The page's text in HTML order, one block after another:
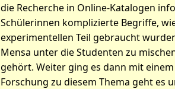
die Recherche in Online-Katalogen
Schülerinnen komplizierte Begriffe,
experimentellen Teil gebraucht
Mensa unter die Studenten zu
gehört. Weiter ging es dann mit
Forschung zu diesem Thema geht es